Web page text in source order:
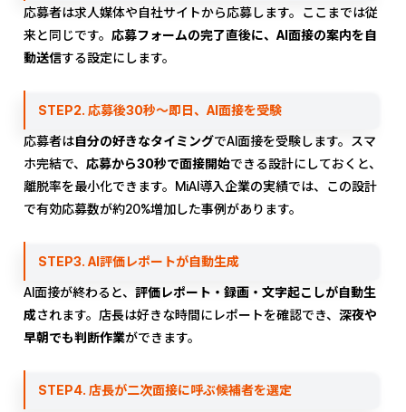
応募者は求人媒体や自社サイトから応募します。ここまでは従
来と同じです。 応募フォームの完了直後に、AI面接の案内を自
動送信する設定にします。
STEP2. 応募後30秒〜即日、AI面接を受験
応募者は自分の好きなタイミングでAI面接を受験します。スマ
ホ完結で、 応募から30秒で面接開始できる設計にしておくと、
離脱率を最小化できます。MiAI導入企業の実績では、この設計
で有効応募数が約20%増加した事例があります。
STEP3. AI評価レポートが自動生成
AI面接が終わると、 評価レポート・録画・文字起こしが自動生
成されます。店長は好きな時間にレポートを確認でき、 深夜や
早朝でも判断作業ができます。
STEP4. 店長が二次面接に呼ぶ候補者を選定